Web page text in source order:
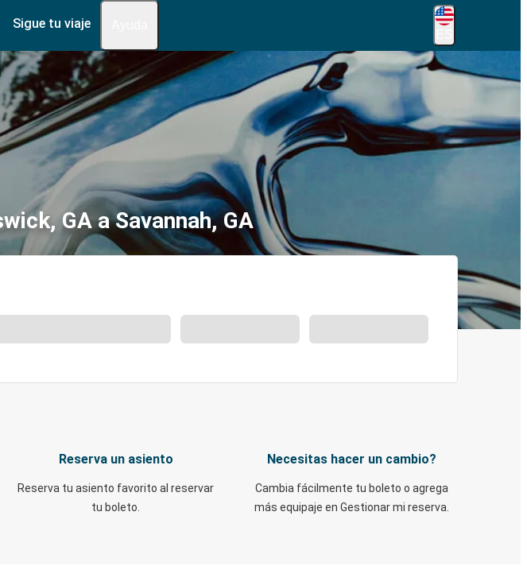
Sigue tu viaje
GA a Savannah, GA
Reserva un asiento
Reserva tu asiento favorito al reservar
tu boleto.
Necesitas hacer un cambio?
Cambia fácilmente tu boleto o agrega
más equipaje en Gestionar mi reserva.